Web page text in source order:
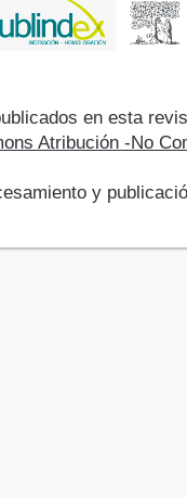
en esta
Atribución -No
y